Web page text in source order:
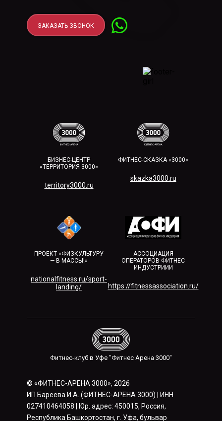
ЗАКАЗАТЬ ЗВОНОК
БИЗНЕС-ЦЕНТР
«ТЕРРИТОРИЯ 3000»
territory3000.ru​
ФИТНЕС-СКАЗКА «3000»
skazka3000.ru
ПРОЕКТ «ФИЗКУЛЬТУРУ
— В МАССЫ!»
nationalfitness.ru/sport-
landing/
АССОЦИАЦИЯ
ОПЕРАТОРОВ ФИТНЕС
ИНДУСТРИИИ
https://fitnessassociation.ru/
Фитнес-клуб в Уфе "Фитнес Арена 3000"
© «ФИТНЕС-АРЕНА 3000», 2026
ИП Бареева И.А. (ФИТНЕС-АРЕНА 3000) | ИНН
027410464058 | Юр. адрес: 450015, Россия,
Республика Башкортостан, г. Уфа, бульвар